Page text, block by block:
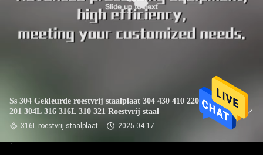
Ss 304 Gekleurde roestvrij staalplaat 304 430 410 2205 AISI
201 304L 316 316L 310 321 Roestvrij staal
316L roestvrij staalplaat 2025-04-17